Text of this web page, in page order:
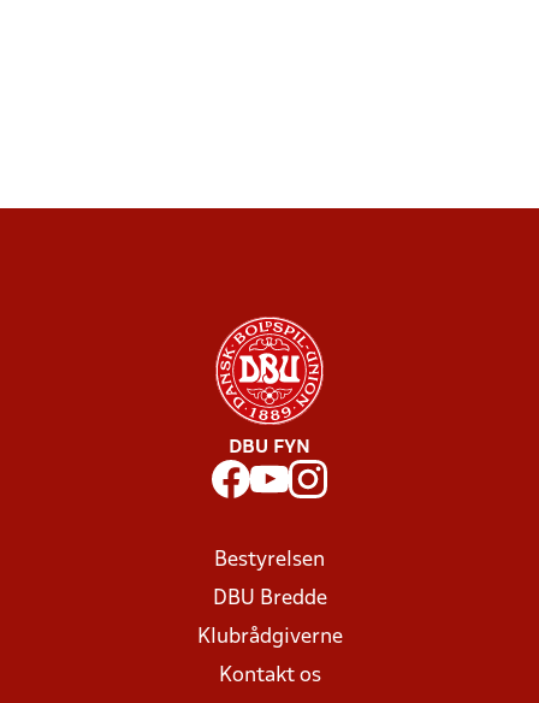
DBU FYN
Bestyrelsen
DBU Bredde
Klubrådgiverne
Kontakt os